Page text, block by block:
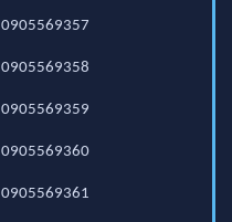
0905569357
0905569358
0905569359
0905569360
0905569361